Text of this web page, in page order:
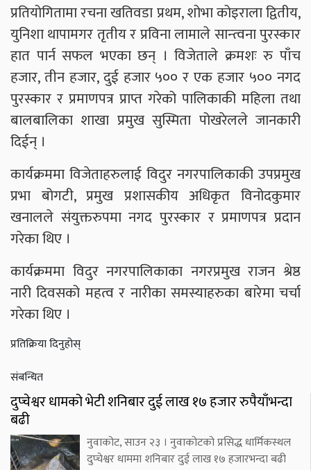
प्रतियोगितामा रचना खतिवडा प्रथम, शोभा कोइराला द्वितीय,
युनिशा थापामगर तृतीय र प्रविना लामाले सान्त्वना पुरस्कार
हात पार्न सफल भएका छन् । विजेताले क्रमशः रु पाँच
हजार, तीन हजार, दुई हजार ५०० र एक हजार ५०० नगद
पुरस्कार र प्रमाणपत्र प्राप्त गरेको पालिकाकी महिला तथा
बालबालिका शाखा प्रमुख सुस्मिता पोखरेलले जानकारी
दिईन् ।
कार्यक्रममा विजेताहरुलाई विदुर नगरपालिकाकी उपप्रमुख
प्रभा बोगटी, प्रमुख प्रशासकीय अधिकृत विनोदकुमार
खनालले संयुक्तरुपमा नगद पुरस्कार र प्रमाणपत्र प्रदान
गरेका थिए ।
कार्यक्रममा विदुर नगरपालिकाका नगरप्रमुख राजन श्रेष्ठ
नारी दिवसको महत्व र नारीका समस्याहरुका बारेमा चर्चा
गरेका थिए ।
प्रतिक्रिया दिनुहोस्
संबन्धित
दुप्चेश्वर धामको भेटी शनिबार दुई लाख १७ हजार रुपैयाँभन्दा
बढी
नुवाकोट, साउन २३ । नुवाकोटको प्रसिद्ध धार्मिकस्थल
दुप्चेश्वर धाममा शनिबार दुई लाख १७ हजारभन्दा बढी